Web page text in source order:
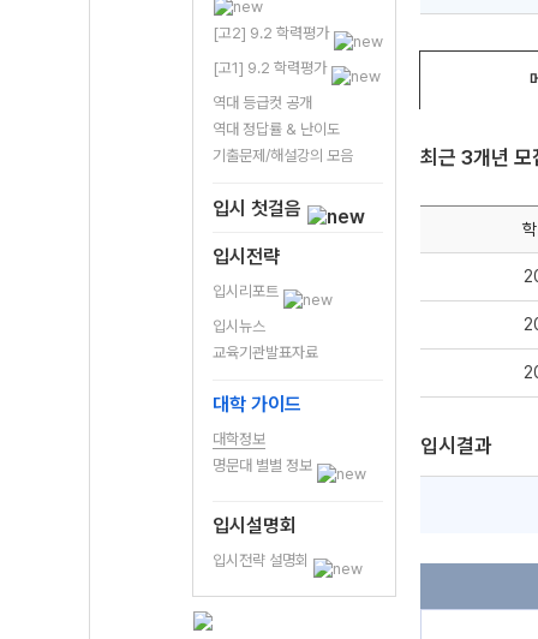
[고2] 9.2 학력평가
[고1] 9.2 학력평가
역대 등급컷 공개
역대 정답률 & 난이도
기출문제/해설강의 모음
입시 첫걸음
입시전략
입시리포트
입시뉴스
교육기관발표자료
대학 가이드
대학정보
명문대 별별 정보
입시설명회
입시전략 설명회
최근 3개년 모
입시결과